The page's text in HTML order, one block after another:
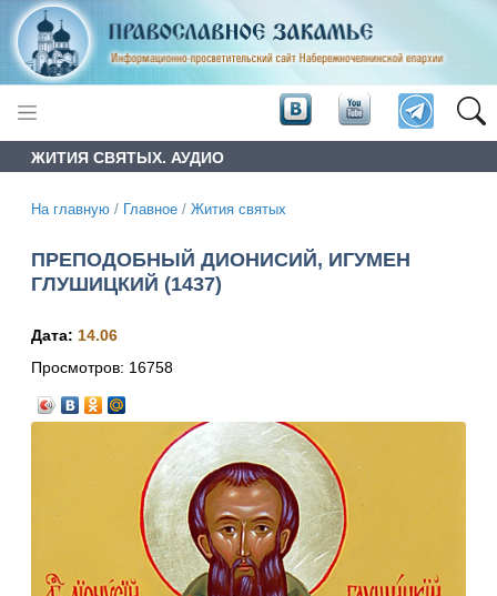
ЖИТИЯ СВЯТЫХ. АУДИО
На главную / Главное / Жития святых
ПРЕПОДОБНЫЙ ДИОНИСИЙ, ИГУМЕН
ГЛУШИЦКИЙ (1437)
Дата: 14.06
Просмотров: 16758